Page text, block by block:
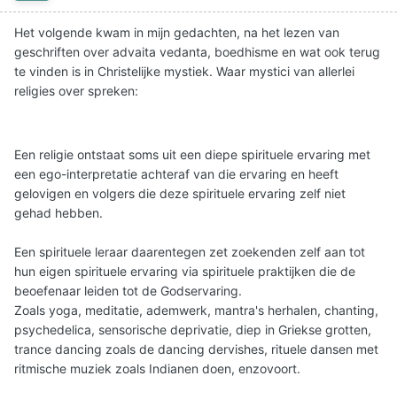
Het volgende kwam in mijn gedachten, na het lezen van
geschriften over advaita vedanta, boedhisme en wat ook terug
te vinden is in Christelijke mystiek. Waar mystici van allerlei
religies over spreken:
Een religie ontstaat soms uit een diepe spirituele ervaring met
een ego-interpretatie achteraf van die ervaring en heeft
gelovigen en volgers die deze spirituele ervaring zelf niet
gehad hebben.
Een spirituele leraar daarentegen zet zoekenden zelf aan tot
hun eigen spirituele ervaring via spirituele praktijken die de
beoefenaar leiden tot de Godservaring.
Zoals yoga, meditatie, ademwerk, mantra's herhalen, chanting,
psychedelica, sensorische deprivatie, diep in Griekse grotten,
trance dancing zoals de dancing dervishes, rituele dansen met
ritmische muziek zoals Indianen doen, enzovoort.